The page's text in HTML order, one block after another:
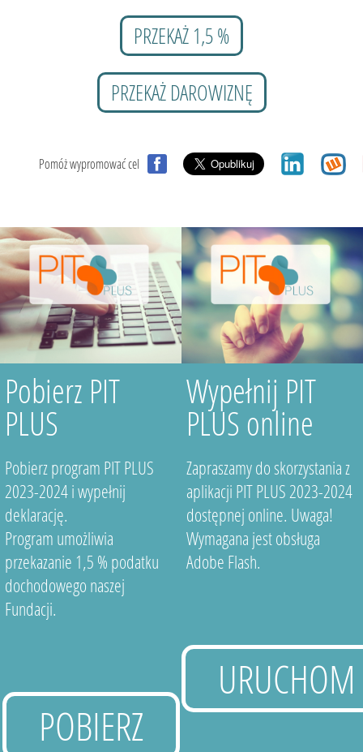
PRZEKAŻ 1,5 %
PRZEKAŻ DAROWIZNĘ
Pomóż wypromować cel
Pobierz PIT
PLUS
Pobierz program PIT PLUS
2023-2024 i wypełnij
deklarację.
Program umożliwia
przekazanie 1,5 % podatku
dochodowego naszej
Fundacji.
POBIERZ
Wypełnij PIT
PLUS online
Zapraszamy do skorzystania z
aplikacji PIT PLUS 2023-2024
dostępnej online. Uwaga!
Wymagana jest obsługa
Adobe Flash.
URUCHOM